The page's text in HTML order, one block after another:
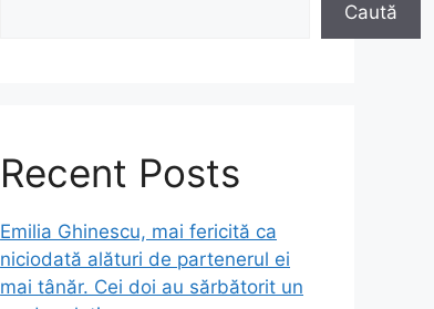
Caută
Recent Posts
Emilia Ghinescu, mai fericită ca
niciodată alături de partenerul ei
mai tânăr. Cei doi au sărbătorit un